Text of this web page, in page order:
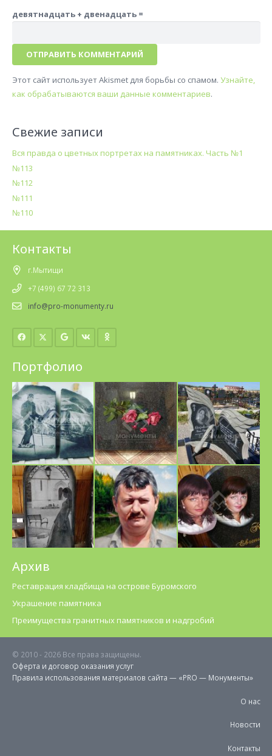
девятнадцать + двенадцать =
ОТПРАВИТЬ КОММЕНТАРИЙ
Этот сайт использует Akismet для борьбы со спамом. Узнайте,
как обрабатываются ваши данные комментариев.
Свежие записи
Вся правда о цветных портретах на памятниках. Часть №1
№113
№112
№111
№110
Контакты
г.Мытищи
+7 (499) 67 72 313
info@pro-monumenty.ru
Портфолио
Архив
Реставрация кладбища на острове Буромского
Украшение памятника
Преимущества гранитных памятников и надгробий
© 2010 - 2026 Все права защищены.
Оферта и договор оказания услуг
Правила использования материалов cайта — «PRO — Монументы»
О нас
Новости
Контакты